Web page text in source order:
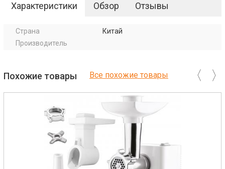
Характеристики Обзор Отзывы
Страна
Производитель
Китай
Похожие товары Все похожие товары